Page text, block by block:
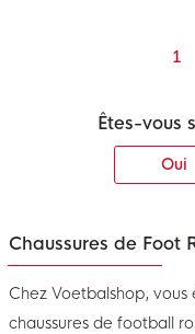
1
Êtes-vous
Oui
Chaussures de Foot
Chez Voetbalshop,
chaussures de football